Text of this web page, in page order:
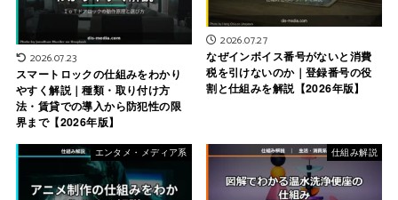
2026.07.23
スマートロックの仕組みをわかり
やすく解説｜種類・取り付け方
法・賃貸での導入から防犯性の限
界まで【2026年版】
2026.07.27
なぜインボイス番号がないと消費
税を引けないのか｜登録番号の役
割と仕組みを解説【2026年版】
エンタメ・メディア系 仕組み解説